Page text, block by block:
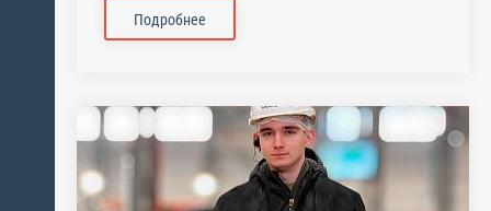
Подробнее